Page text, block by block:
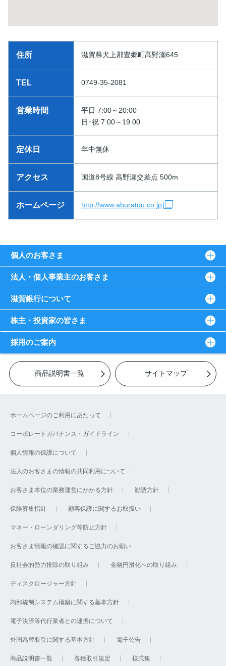
住所 滋賀県犬上郡豊郷町高野瀬645
TEL 0749-35-2081
営業時間
平日 7:00～20:00
日･祝 7:00～19:00
定休日 年中無休
アクセス 国道8号線 高野瀬交差点 500m
ホームページ http://www.aburatou.co.jp
個人のお客さま
法人・個人事業主のお客さま
滋賀銀行について
株主・投資家の皆さま
採用のご案内
商品説明書一覧 サイトマップ
ホームページのご利用にあたって
コーポレートガバナンス・ガイドライン
個人情報の保護について
法人のお客さまの情報の共同利用について
お客さま本位の業務運営にかかる方針 勧誘方針
保険募集指針 顧客保護に関するお取扱い
マネー・ローンダリング等防止方針
お客さま情報の確認に関するご協力のお願い
反社会的勢力排除の取り組み 金融円滑化への取り組み
ディスクロージャー方針
内部統制システム構築に関する基本方針
電子決済等代行業者との連携について
外国為替取引に関する基本方針 電子公告
商品説明書一覧 各種取引規定 様式集